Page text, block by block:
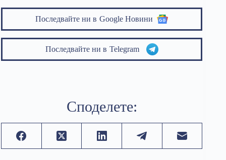
Последвайте ни в Google Новини
Последвайте ни в Telegram
Споделете: